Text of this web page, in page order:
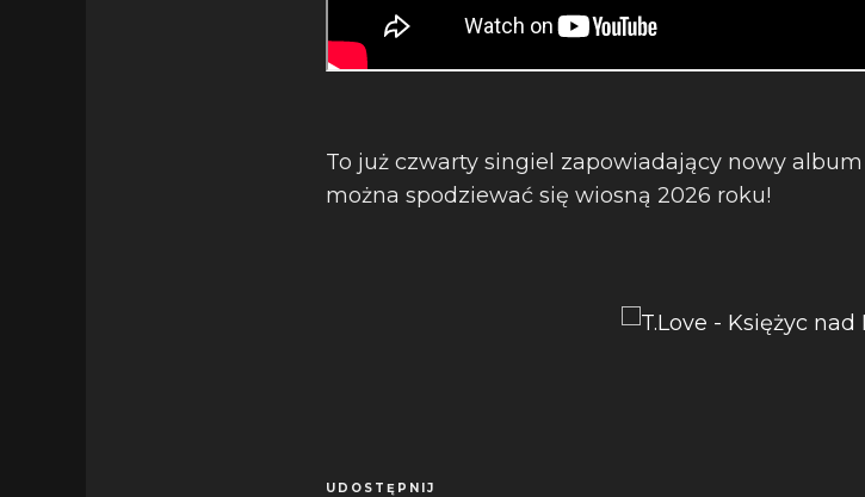
To już czwarty singiel zapowiadający nowy
można spodziewać się wiosną 2026 roku!
UDOSTĘPNIJ